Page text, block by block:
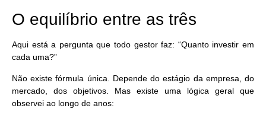
O equilíbrio entre as três
Aqui está a pergunta que todo gestor faz: “Quanto investir em
cada uma?”
Não existe fórmula única. Depende do estágio da empresa, do
mercado, dos objetivos. Mas existe uma lógica geral que
observei ao longo de anos: